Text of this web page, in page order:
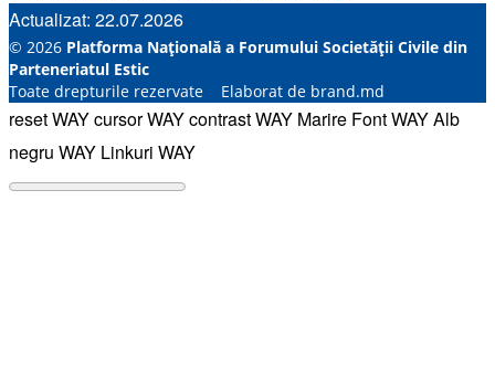
Actualizat: 22.07.2026
© 2026 Platforma Națională a Forumului Societății Civile din
Parteneriatul Estic
Toate drepturile rezervate Elaborat de brand.md
reset WAYcursor WAYcontrast WAY Marire Font WAYAlb
negru WAY Linkuri WAY